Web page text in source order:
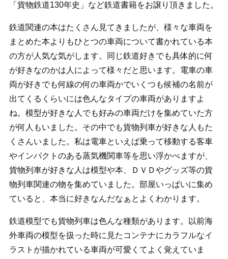
「貨物鉄道130年史」など鉄道書籍をお譲り頂きました。
鉄道関連の本はたくさん見てきましたが、様々な車両を
まとめた本よりもひとつの車両について書かれている本
の方が人気な気がします。同じ鉄道好きでも具体的に何
が好きなのかは人によって様々だと思います。電車の車
両が好きでも何線の何の車両かでいくつも候補の名前が
出てくるくらいには色んなタイプの車両がありますよ
ね。模型が好きな人でも好みの車両だけを集めていた方
が何人もいました。その中でも貨物列車が好きな人もた
くさんいました。私は電車といえば乗って移動する客車
やインパクトのある蒸気機関車等を思い浮かべますが、
貨物列車が好きな人は模型や本、ＤＶＤやグッズ等の貨
物列車関連の物を集めていました。部屋いっぱいに集め
ていると、本当に好きなんだなぁとよくわかります。
鉄道模型でも貨物列車は色んな種類があります。以前海
外車両の模型を扱った時に見たコンテナにカラフルなイ
ラストが描かれている車両が可愛くてよく覚えていま